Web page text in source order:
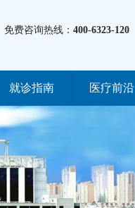
免费咨询热线：400-6323-120
就诊指南 医疗前沿